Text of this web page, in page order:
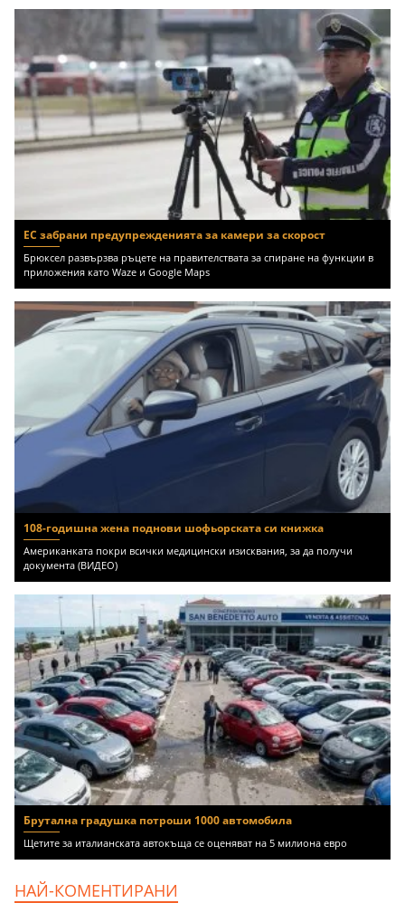
ЕС забрани предупрежденията за камери за скорост
Брюксел развързва ръцете на правителствата за спиране на функции в
приложения като Waze и Google Maps
108-годишна жена поднови шофьорската си книжка
Американката покри всички медицински изисквания, за да получи
документа (ВИДЕО)
Брутална градушка потроши 1000 автомобила
Щетите за италианската автокъща се оценяват на 5 милиона евро
НАЙ-КОМЕНТИРАНИ